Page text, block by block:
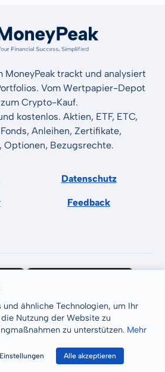
MoneyPeak trackt und analysiert
Vom Wertpapier-Depot
Crypto-Kauf.
kostenlos. Aktien, ETF, ETC,
Anleihen, Zertifikate,
Optionen, Bezugsrechte.
Datenschutz
Feedback
© LCP GmbH 2026
ähnliche Technologien, um Ihr
Nutzung der Website zu
zu unterstützen. Mehr
Einstellungen Alle akzeptieren